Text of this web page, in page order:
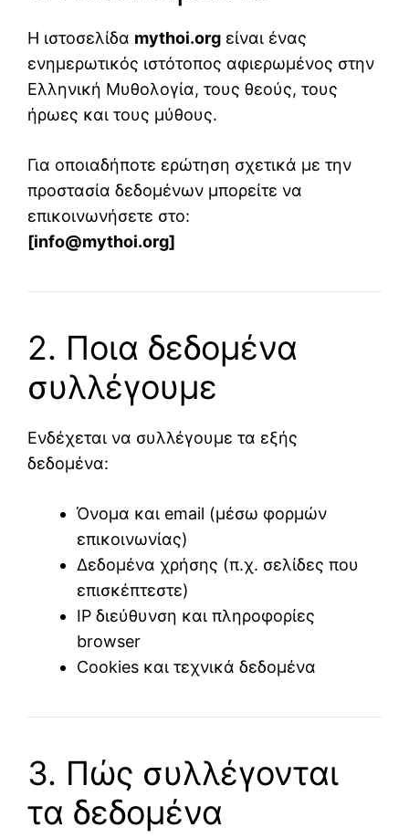
Η ιστοσελίδα mythoi.org είναι ένας
ενημερωτικός ιστότοπος αφιερωμένος στην
Ελληνική Μυθολογία, τους θεούς, τους
ήρωες και τους μύθους.
Για οποιαδήποτε ερώτηση σχετικά με την
προστασία δεδομένων μπορείτε να
επικοινωνήσετε στο:
[info@mythoi.org]
2. Ποια δεδομένα
συλλέγουμε
Ενδέχεται να συλλέγουμε τα εξής
δεδομένα:
Όνομα και email (μέσω φορμών
επικοινωνίας)
Δεδομένα χρήσης (π.χ. σελίδες που
επισκέπτεστε)
IP διεύθυνση και πληροφορίες
browser
Cookies και τεχνικά δεδομένα
3. Πώς συλλέγονται
τα δεδομένα